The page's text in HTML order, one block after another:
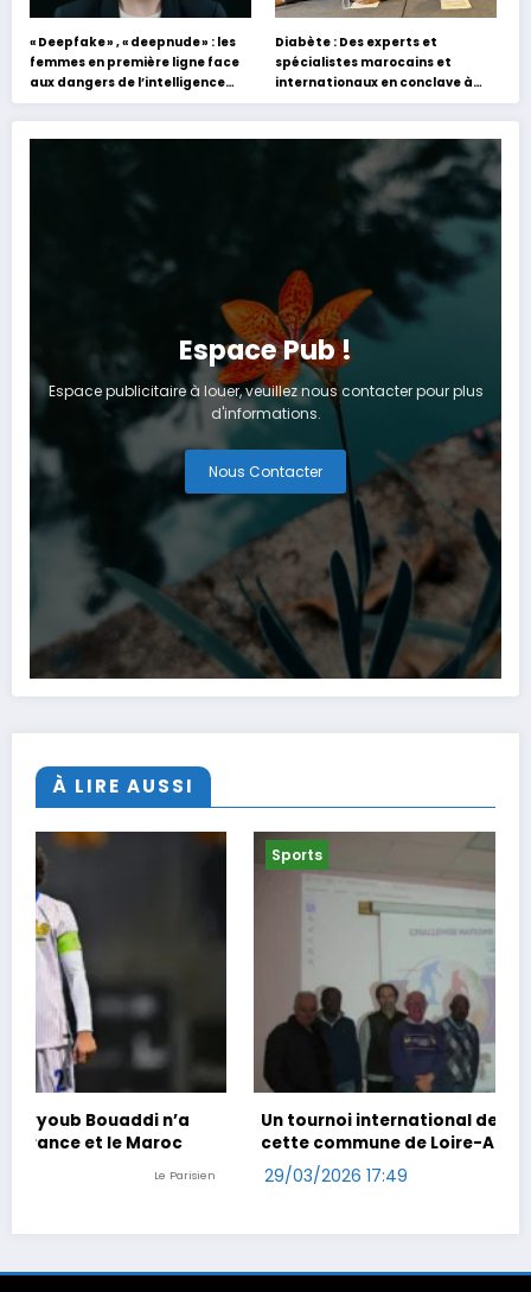
« Deepfake » , « deepnude » : les
femmes en première ligne face
aux dangers de l’intelligence
artificielle
Diabète : Des experts et
spécialistes marocains et
internationaux en conclave à
Tanger
Espace Pub !
Espace publicitaire à louer, veuillez nous contacter pour plus
d'informations.
Nous Contacter
À LIRE AUSSI
Un tournoi international de foot en marchant dans
cette commune de Loire-Atlantique
29/03/2026 17:49